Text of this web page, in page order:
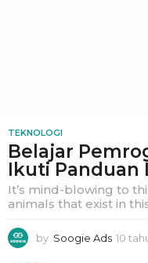
TEKNOLOGI
Belajar
Ikuti Panduan
It’s mind-blowing to
animals that exist in
by Soogie Ads 10